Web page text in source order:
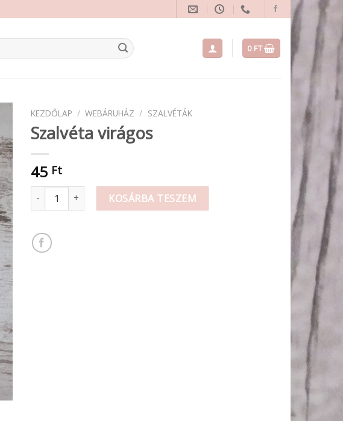
0 FT
KEZDŐLAP / WEBÁRUHÁZ / SZALVÉTÁK
Szalvéta virágos
45 Ft
Szalvéta virágos mennyiségKOSÁRBA TESZEM